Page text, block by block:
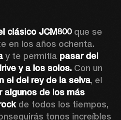
clásico JCM800 que se
en los años ochenta.
y te permitía pasar del
y a los solos.
el del rey de la selva, el
algunos de los más
de todos los tiempos,
tonos increíbles